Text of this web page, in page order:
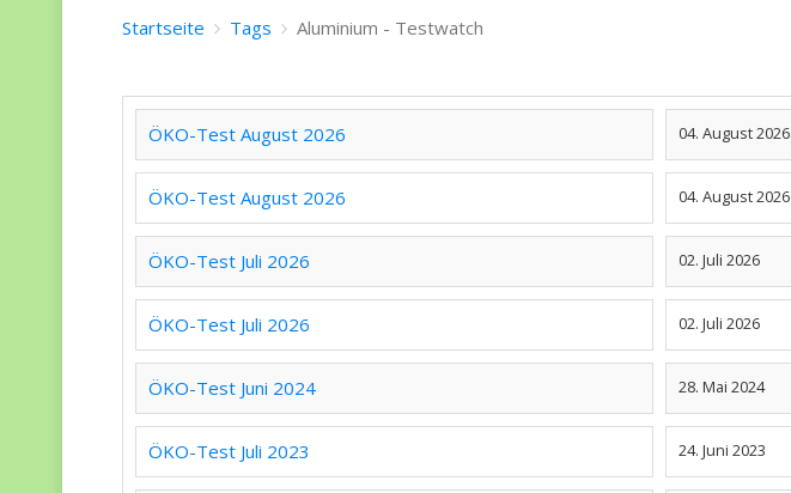
Startseite Tags
Aluminium - Testwatch
ÖKO-Test August 2026 04. August 2026
ÖKO-Test August 2026 04. August 2026
ÖKO-Test Juli 2026 02. Juli 2026
ÖKO-Test Juli 2026 02. Juli 2026
ÖKO-Test Juni 2024 28. Mai 2024
ÖKO-Test Juli 2023 24. Juni 2023